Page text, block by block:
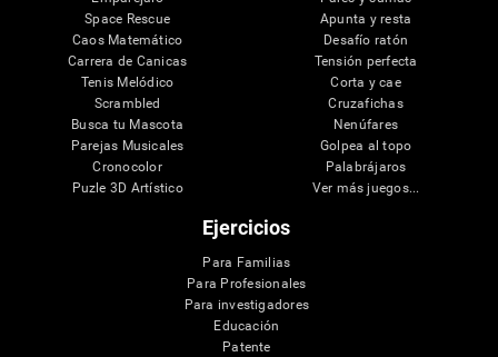
Space Rescue
Caos Matemático
Carrera de Canicas
Tenis Melódico
Scrambled
Busca tu Mascota
Parejas Musicales
Cronocolor
Puzle 3D Artístico
Apunta y resta
Desafío ratón
Tensión perfecta
Corta y cae
Cruzafichas
Nenúfares
Golpea al topo
Palabrájaros
Ver más juegos...
Ejercicios
Para Familias
Para Profesionales
Para investigadores
Educación
Patente